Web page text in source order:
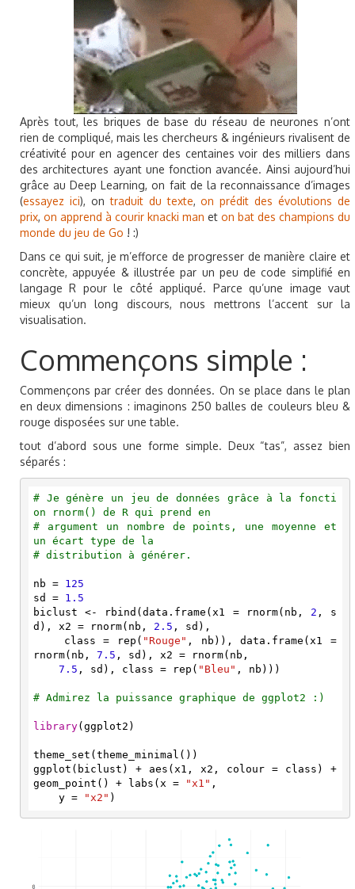
Après tout, les briques de base du réseau de neurones n’ont
rien de compliqué, mais les chercheurs & ingénieurs rivalisent de
créativité pour en agencer des centaines voir des milliers dans
des architectures ayant une fonction avancée. Ainsi aujourd’hui
grâce au Deep Learning, on fait de la reconnaissance d’images
(essayez ici), ontraduit du texte,on prédit des évolutions de
prix, on apprend à courir knacki man et on bat des champions du
monde du jeu de Go ! :)
Dans ce qui suit, je m’efforce de progresser de manière claire et
concrète, appuyée & illustrée par un peu de code simplifié en
langage R pour le côté appliqué. Parce qu’une image vaut
mieux qu’un long discours, nous mettrons l’accent sur la
visualisation.
Commençons simple :
Commençons par créer des données. On se place dans le plan
en deux dimensions : imaginons 250 balles de couleurs bleu &
rouge disposées sur une table.
tout d’abord sous une forme simple. Deux “tas”, assez bien
séparés :
# Je génère un jeu de données grâce à la foncti
on rnorm() de R qui prend en
# argument un nombre de points, une moyenne et
un écart type de la
# distribution à générer.
nb = 125
sd = 1.5
biclust <- rbind(data.frame(x1 = rnorm(nb, 2 , s
d), x2 = rnorm(nb, 2.5 , sd),
    class = rep(
"Rouge" , nb)), data.frame(x1 =
rnorm(nb, 7.5 , sd), x2 = rnorm(nb,
7.5 , sd), class = rep( "Bleu" , nb)))
# Admirez la puissance graphique de ggplot2 :)
library(ggplot2)
theme_set(theme_minimal())
ggplot(biclust) + aes(x1, x2, colour = class) +
geom_point() + labs(x =
"x1" ,
    y =
"x2" )